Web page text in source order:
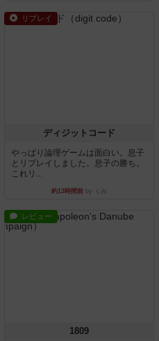
リプレイ
ディジットコード
やっぱり論理ゲームは面白い。息子
とリプレイしました。息子の勝ち。
これリ...
約13時間前 by くみ
レビュー
1809